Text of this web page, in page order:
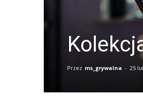
Przez ms_grywalna - 25